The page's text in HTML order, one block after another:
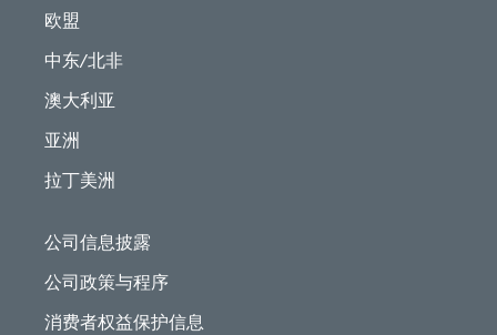
欧盟
中东/北非
澳大利亚
亚洲
拉丁美洲
公司信息披露
公司政策与程序
消费者权益保护信息